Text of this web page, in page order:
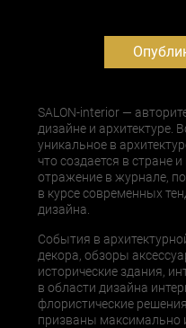
SALON-interior —
дизайне и архитектуре.
уникальное в
что создается в стране
отражение в журнале,
в курсе современных
дизайна.
События в
декора, обзоры
исторические здания,
в области дизайна
флористические
призваны максимально